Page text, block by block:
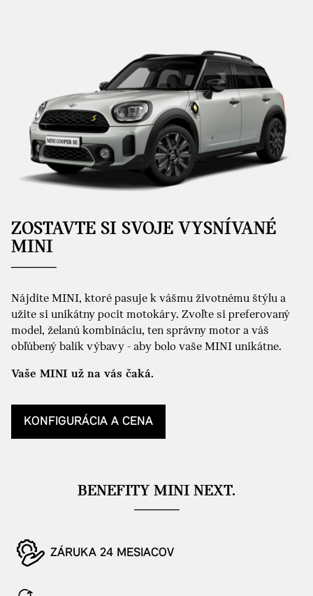
ZOSTAVTE SI SVOJE VYSNÍVANÉ
MINI
Nájdite MINI, ktoré pasuje k vášmu životnému štýlu a
užite si unikátny pocit motokáry. Zvoľte si preferovaný
model, želanú kombináciu, ten správny motor a váš
obľúbený balík výbavy - aby bolo vaše MINI unikátne.
Vaše MINI už na vás čaká.
KONFIGURÁCIA A CENA
BENEFITY MINI NEXT.
ZÁRUKA 24 MESIACOV